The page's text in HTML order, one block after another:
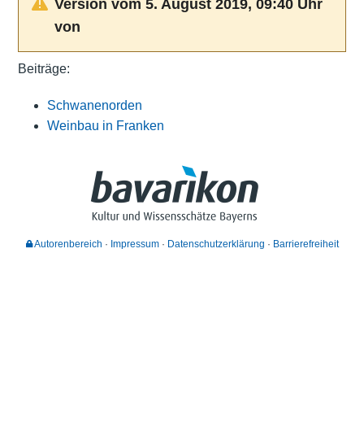
Version vom 5. August 2019, 09:40 Uhr
von
Beiträge:
Schwanenorden
Weinbau in Franken
Autorenbereich Impressum Datenschutzerklärung Barrierefreiheit